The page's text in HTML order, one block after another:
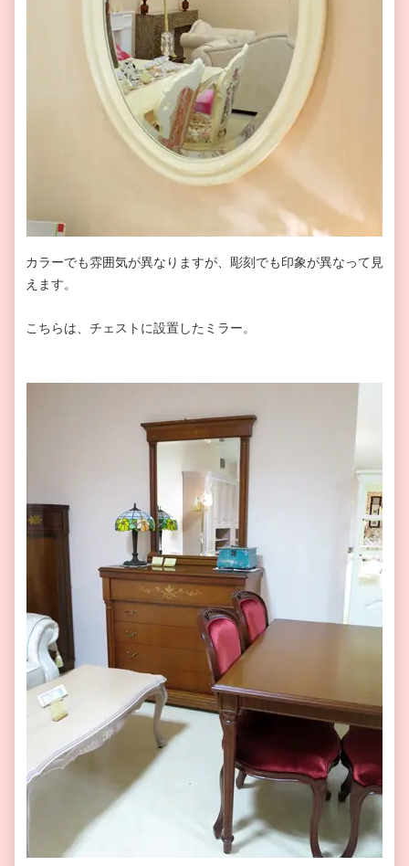
カラーでも雰囲気が異なりますが、彫刻でも印象が異なって見
えます。
こちらは、チェストに設置したミラー。